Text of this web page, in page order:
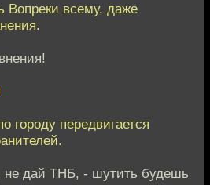
Вопреки всему, даже
городу передвигается
не дай ТНБ, - шутить будешь